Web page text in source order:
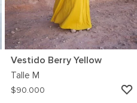
AGREGAR
Vestido Berry Yellow
Talle M
$90.000